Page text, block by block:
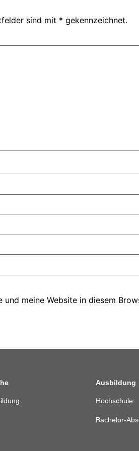
sind mit * gekennzeichnet.
und meine Website in diesem
Ausbildung
Hochschule
Bachelor-